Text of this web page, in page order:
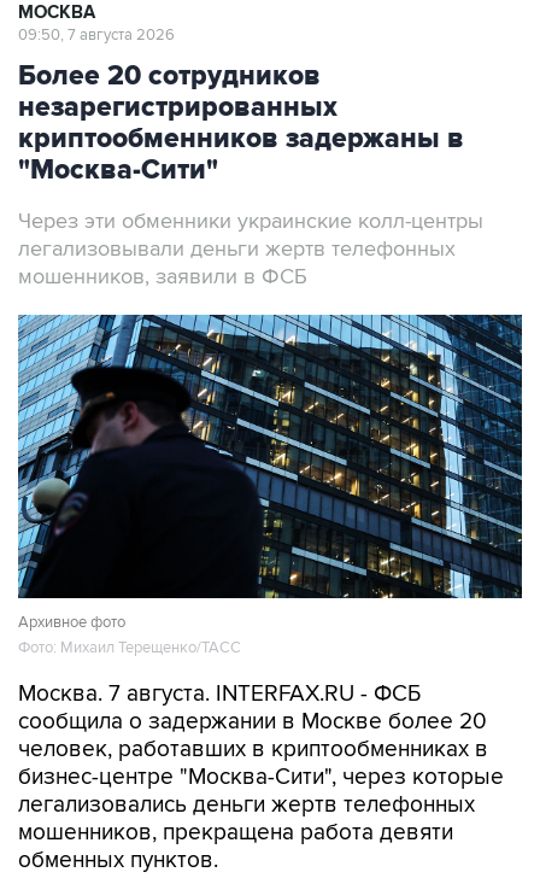
МОСКВА
09:50, 7 августа 2026
Более 20 сотрудников
незарегистрированных
криптообменников задержаны в
"Москва-Сити"
Через эти обменники украинские колл-центры
легализовывали деньги жертв телефонных
мошенников, заявили в ФСБ
Архивное фото
Фото: Михаил Терещенко/ТАСС
Москва. 7 августа. INTERFAX.RU - ФСБ
сообщила о задержании в Москве более 20
человек, работавших в криптообменниках в
бизнес-центре "Москва-Сити", через которые
легализовались деньги жертв телефонных
мошенников, прекращена работа девяти
обменных пунктов.